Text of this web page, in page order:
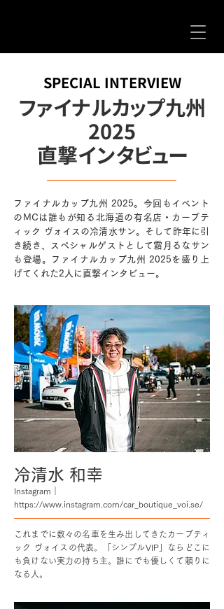
SPECIAL INTERVIEW
ファイナルカップ九州
2025
直撃インタビュー
ファイナルカップ九州 2025。今回もイベント
のMCは誰もが知る北海道の有名店・カーブテ
ィック ヴォイスの冷清水サン。そして昨年に引
き続き、スペシャルゲストとして霜月るなサン
も登場。ファイナルカップ九州 2025を盛り上
げてくれた2人に直撃インタビュー。
冷清水 和幸
Instagram｜
https://www.instagram.com/car_boutique_voi.se/
これまでに数々の名車を生み出してきたカーブティ
ック ヴォイスの代表。「シンプルVIP」ならどこに
も負けない実力の持ち主。誰にでも優しくて頼りに
なる人。